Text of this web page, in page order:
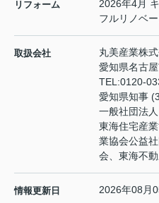
リフォーム
2026年4月
フルリノベ
取扱会社
丸美産業株
愛知県名古
TEL:0120-
愛知県知事
一般社団法
東海住宅産
業協会公益
会、東海不
情報更新日 2026年08月